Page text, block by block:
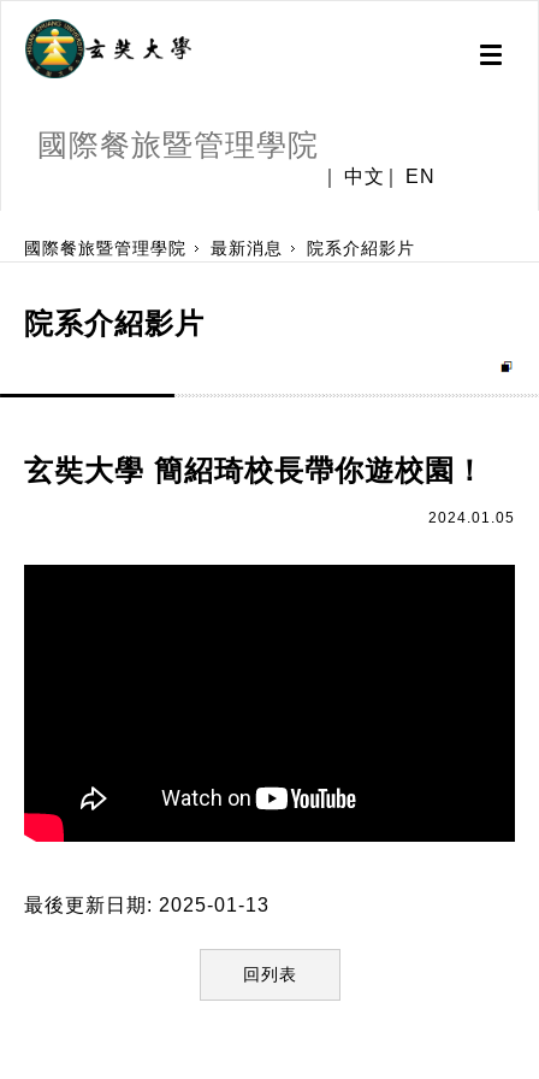
Toggle
國際餐旅暨管理學院
中文 EN
國際餐旅暨管理學院
最新消息 院系介紹影片
院系介紹影片
玄奘大學 簡紹琦校長帶你遊校園！
2024.01.05
最後更新日期: 2025-01-13
回列表